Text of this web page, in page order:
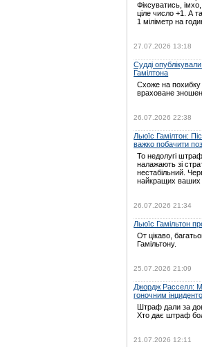
Фіксуватись,
ціле число +1. А
1 міліметр на
27.07.2026 13:18
Судді
Гамілтона
Схоже на похибку
враховане
26.07.2026 22:38
Льюїс Гамілтон:
важко побачити
То недолугі
налажають зі
нестабільний.
найкращих
26.07.2026 21:34
Льюїс Гамільтон
От цікаво,
Гамільтону.
25.07.2026 21:09
Джордж Расселл:
гоночним
Штраф дали за
Хто дає штраф
21.07.2026 12:11